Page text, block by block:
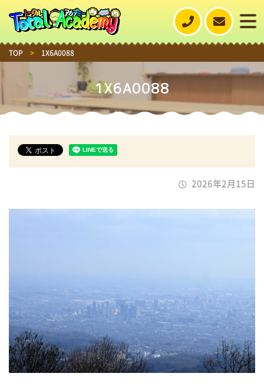
TOP > 1X6A0088
1X6A0088
2026年2月15日